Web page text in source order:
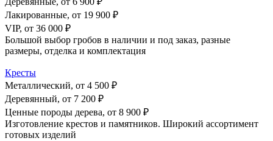
Лакированные, от 19 900 ₽
VIP, от 36 000 ₽
Большой выбор гробов в наличии и под заказ, разные
размеры, отделка и комплектация
Кресты
Металлический, от 4 500 ₽
Деревянный, от 7 200 ₽
Ценные породы дерева, от 8 900 ₽
Изготовление крестов и памятников. Широкий ассортимент
готовых изделий